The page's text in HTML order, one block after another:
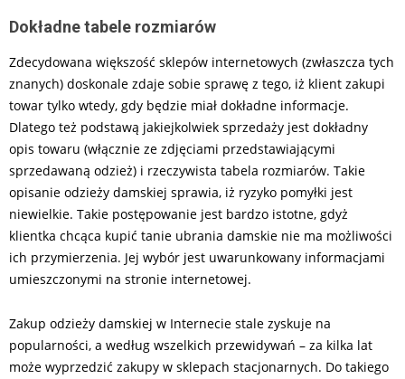
Dokładne tabele rozmiarów
Zdecydowana większość sklepów internetowych (zwłaszcza tych
znanych) doskonale zdaje sobie sprawę z tego, iż klient zakupi
towar tylko wtedy, gdy będzie miał dokładne informacje.
Dlatego też podstawą jakiejkolwiek sprzedaży jest dokładny
opis towaru (włącznie ze zdjęciami przedstawiającymi
sprzedawaną odzież) i rzeczywista tabela rozmiarów. Takie
opisanie odzieży damskiej sprawia, iż ryzyko pomyłki jest
niewielkie. Takie postępowanie jest bardzo istotne, gdyż
klientka chcąca kupić tanie ubrania damskie nie ma możliwości
ich przymierzenia. Jej wybór jest uwarunkowany informacjami
umieszczonymi na stronie internetowej.
Zakup odzieży damskiej w Internecie stale zyskuje na
popularności, a według wszelkich przewidywań – za kilka lat
może wyprzedzić zakupy w sklepach stacjonarnych. Do takiego